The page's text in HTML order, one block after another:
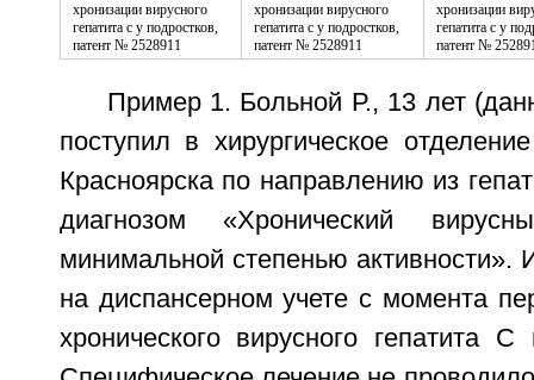
Пример 1. Больной Р., 13 лет
поступил в хирургическое
Красноярска по направлению из
диагнозом «Хронический
минимальной степенью активности».
на диспансерном учете с момента
хронического вирусного гепатита